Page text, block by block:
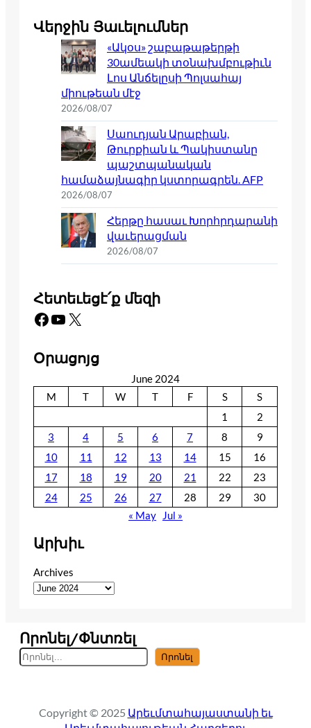
Վերջին Յաւելումներ
«Ակօս» շաբաթաթերթի
30ամեակի տօնախմբութիւն
Լոս Անճելըսի Պոլսահայ
միութեան մէջ
2026/08/07
Սաուդյան Արաբիան,
Թուրքիան և Պակիստանը
պաշտպանական
համաձայնագիր կստորագրեն. AFP
2026/08/07
Հերթը հասաւ Խորհրդարանի
վաւերացման
2026/08/07
Հետեւեցէ՛ք մեզի
Facebook YouTube X
Օրացոյց
June 2024
M
T W T F S
S
1
2
3
4 5 6 7 8
9
10
11 12 13 14 15
16
17
18 19 20 21 22
23
24
25 26 27 28 29
30
« May
Jul »
Արխիւ
Archives
Որոնել/Փնտռել
S
e
c
Որոնել
Copyright © 2025 Արեւմտահայաստանի եւ